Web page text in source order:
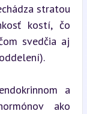
stratou
kostí, čo
svedčia aj
a
ako